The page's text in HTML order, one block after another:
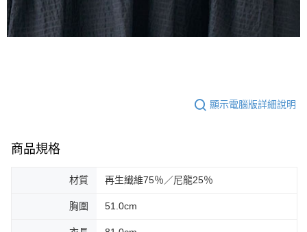
顯示電腦版詳細說明
商品規格
材質 再生纎維75％／尼龍25％
胸圍 51.0cm